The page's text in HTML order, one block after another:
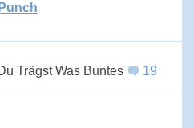
Trägst Was Buntes
19